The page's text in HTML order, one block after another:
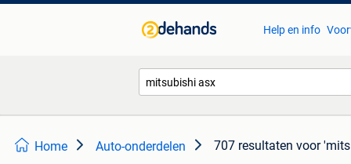
Help en info
Home Auto-onderdelen 707 resultaten voor